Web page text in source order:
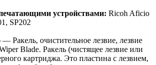
устройствами: Ricoh Aficio
SP202
Ракель, очистительное лезвие, лезвие
Blade. Ракель (чистящее лезвие или
картриджа. Это пластина с лезвием,